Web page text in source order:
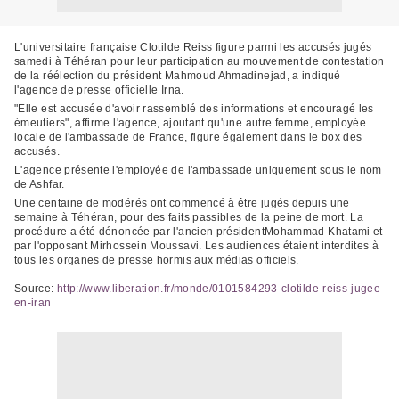
L'universitaire française Clotilde Reiss figure parmi les accusés jugés
samedi à Téhéran pour leur participation au mouvement de contestation
de la réélection du président Mahmoud Ahmadinejad, a indiqué
l'agence de presse officielle Irna.
"Elle est accusée d'avoir rassemblé des informations et encouragé les
émeutiers", affirme l'agence, ajoutant qu'une autre femme, employée
locale de l'ambassade de France, figure également dans le box des
accusés.
L'agence présente l'employée de l'ambassade uniquement sous le nom
de Ashfar.
Une centaine de modérés ont commencé à être jugés depuis une
semaine à Téhéran, pour des faits passibles de la peine de mort. La
procédure a été dénoncée par l'ancien présidentMohammad Khatami et
par l'opposant Mirhossein Moussavi. Les audiences étaient interdites à
tous les organes de presse hormis aux médias officiels.
Source: http://www.liberation.fr/monde/0101584293-clotilde-reiss-jugee-
en-iran